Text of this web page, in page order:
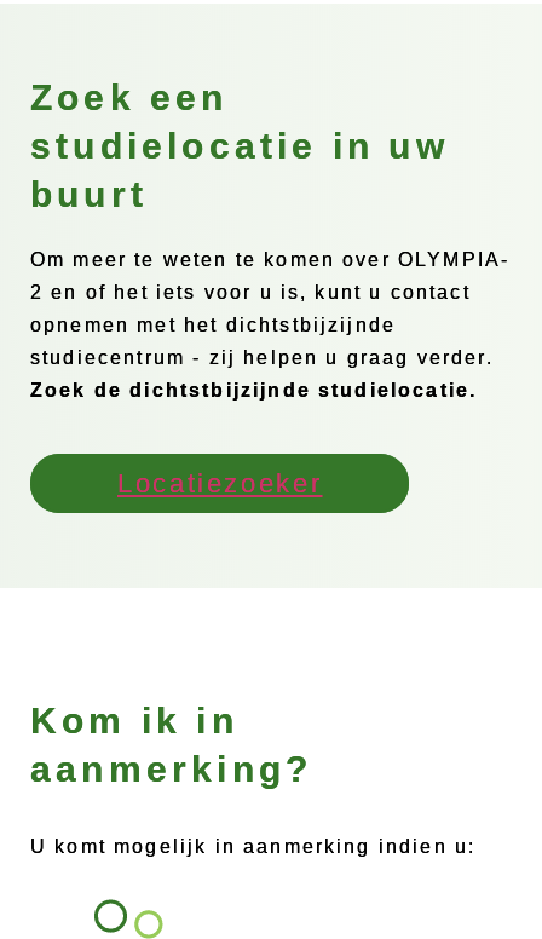
Zoek een
studielocatie in uw
buurt
Om meer te weten te komen over OLYMPIA-
2 en of het iets voor u is, kunt u contact
opnemen met het dichtstbijzijnde
studiecentrum - zij helpen u graag verder.
Zoek de dichtstbijzijnde studielocatie.
Locatiezoeker
Kom ik in
aanmerking?
U komt mogelijk in aanmerking indien u: